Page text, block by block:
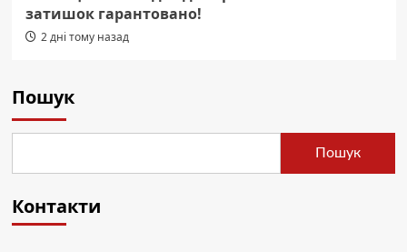
затишок гарантовано!
2 дні тому назад
Пошук
Пошук
Контакти